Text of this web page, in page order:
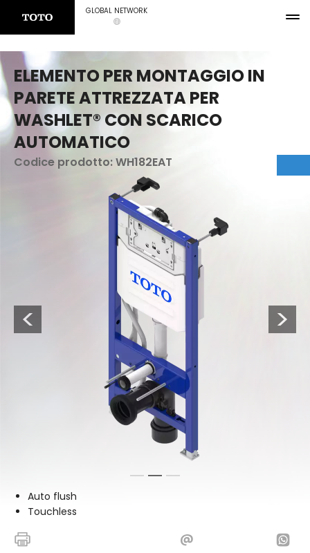
GLOBAL NETWORK
ELEMENTO PER MONTAGGIO IN
PARETE ATTREZZATA PER
WASHLET® CON SCARICO
AUTOMATICO
Codice prodotto:WH182EAT
Previous Next
1 2
3
Auto flush
Touchless